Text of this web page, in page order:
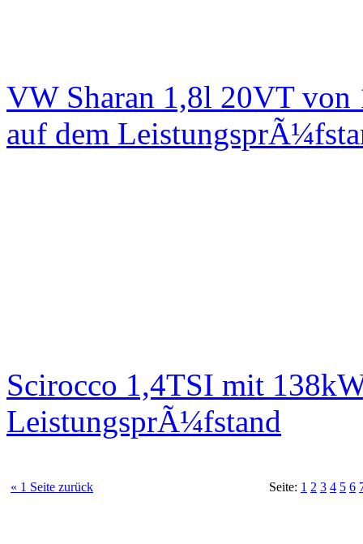
VW Sharan 1,8l 20VT
auf dem
Scirocco 1,4TSI mit
LeistungsprÃ¼fstand
« 1 Seite zurück Seite: 1 2 3 4 5 6